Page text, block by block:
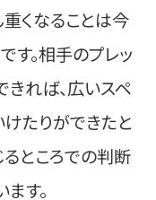
くなることは今
す。相手のプレッ
きれば、広いスペ
けたりができたと
るところでの判断
す。